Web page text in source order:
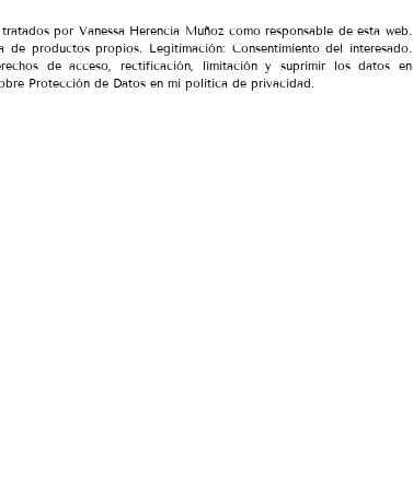
por Vanessa Herencia Muñoz como responsable de esta web.
productos propios. Legitimación: Consentimiento del interesado.
de acceso, rectificación, limitación y suprimir los datos en
Protección de Datos en mi política de privacidad.